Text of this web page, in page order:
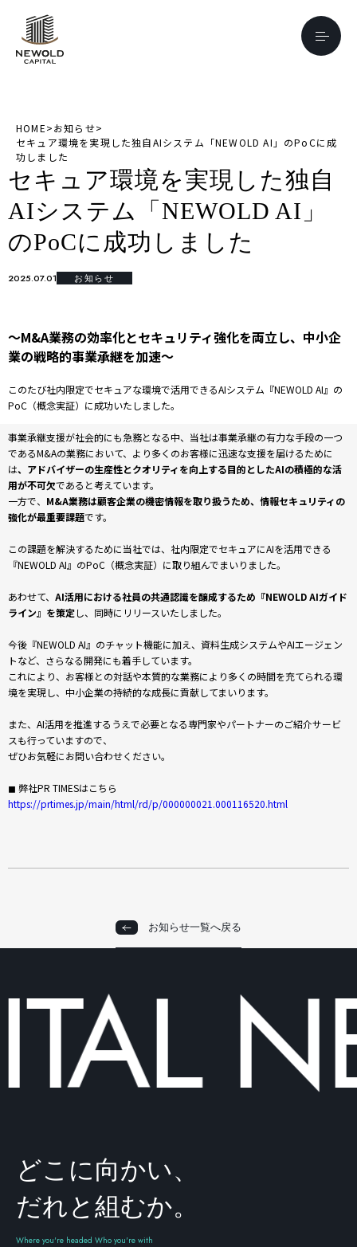
HOME>お知らせ>
セキュア環境を実現した独自AIシステム「NEWOLD AI」のPoCに成
功しました
セキュア環境を実現した独自
AIシステム「NEWOLD AI」
のPoCに成功しました
2025.07.01 お知らせ
〜M&A業務の効率化とセキュリティ強化を両立し、中小企
業の戦略的事業承継を加速〜
このたび社内限定でセキュアな環境で活用できるAIシステム『NEWOLD AI』の
PoC（概念実証）に成功いたしました。
事業承継支援が社会的にも急務となる中、当社は事業承継の有力な手段の一つ
であるM&Aの業務において、より多くのお客様に迅速な支援を届けるために
は、アドバイザーの生産性とクオリティを向上する目的としたAIの積極的な活
用が不可欠であると考えています。
一方で、 M&A業務は顧客企業の機密情報を取り扱うため、情報セキュリティの
強化が最重要課題です。
この課題を解決するために当社では、社内限定でセキュアにAIを活用できる
『NEWOLD AI』のPoC（概念実証）に取り組んでまいりました。
あわせて、 AI活用における社員の共通認識を醸成するため『NEWOLD AIガイド
ライン』を策定し、同時にリリースいたしました。
今後『NEWOLD AI』のチャット機能に加え、資料生成システムやAIエージェン
トなど、さらなる開発にも着手しています。
これにより、お客様との対話や本質的な業務により多くの時間を充てられる環
境を実現し、中小企業の持続的な成長に貢献してまいります。
また、AI活用を推進するうえで必要となる専門家やパートナーのご紹介サービ
スも行っていますので、
ぜひお気軽にお問い合わせください。
◼︎ 弊社PR TIMESはこちら
https://prtimes.jp/main/html/rd/p/000000021.000116520.html
お知らせ一覧へ戻る
どこに向かい、
だれと組むか。
Where you're headed Who you're with